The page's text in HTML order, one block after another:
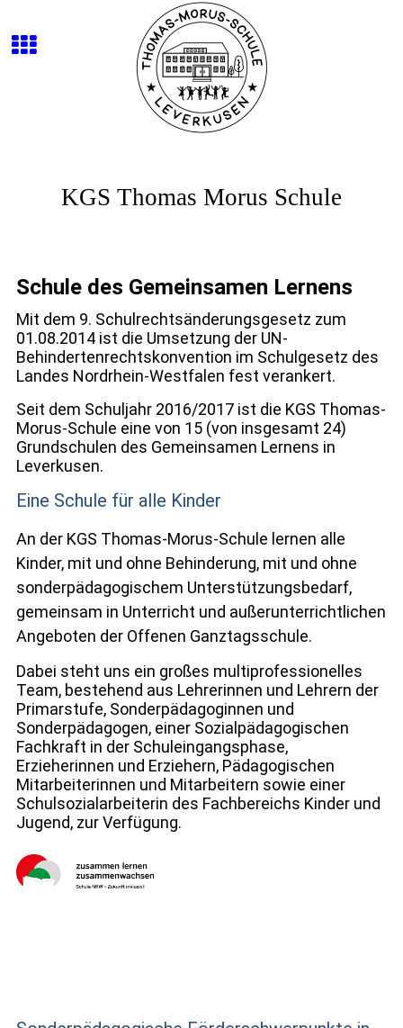
KGS Thomas Morus Schule
Schule des Gemeinsamen Lernens
Mit dem 9. Schulrechtsänderungsgesetz zum
01.08.2014 ist die Umsetzung der UN-
Behindertenrechtskonvention im Schulgesetz des
Landes Nordrhein-Westfalen fest verankert.
Seit dem Schuljahr 2016/2017 ist die KGS Thomas-
Morus-Schule eine von 15 (von insgesamt 24)
Grundschulen des Gemeinsamen Lernens in
Leverkusen.
Eine Schule für alle Kinder
An der KGS Thomas-Morus-Schule lernen alle
Kinder, mit und ohne Behinderung, mit und ohne
sonderpädagogischem Unterstützungsbedarf,
gemeinsam in Unterricht und außerunterrichtlichen
Angeboten der Offenen Ganztagsschule.
Dabei steht uns ein großes multiprofessionelles
Team, bestehend aus Lehrerinnen und Lehrern der
Primarstufe, Sonderpädagoginnen und
Sonderpädagogen, einer Sozialpädagogischen
Fachkraft in der Schuleingangsphase,
Erzieherinnen und Erziehern, Pädagogischen
Mitarbeiterinnen und Mitarbeitern sowie einer
Schulsozialarbeiterin des Fachbereichs Kinder und
Jugend, zur Verfügung.